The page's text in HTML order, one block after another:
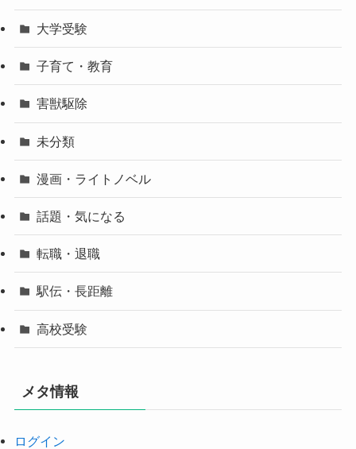
大学受験
子育て・教育
害獣駆除
未分類
漫画・ライトノベル
話題・気になる
転職・退職
駅伝・長距離
高校受験
メタ情報
ログイン